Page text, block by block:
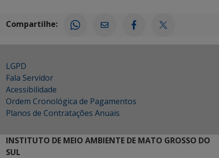
Compartilhe:
LGPD
Fala Servidor
Acessibilidade
Ordem Cronológica de Pagamentos
Planos de Contratações Anuais
INSTITUTO DE MEIO AMBIENTE DE MATO GROSSO DO
SUL